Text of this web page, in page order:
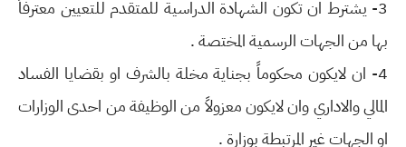
3- يشترط ان تكون الشهادة الدراسية للمتقدم للتعيين معترفاً
بها من الجهات الرسمية المختصة .
4- ان لايكون محكوماً بجناية مخلة بالشرف او بقضايا الفساد
المالي والاداري وان لايكون معزولاً من الوظيفة من احدى الوزارات
او الجهات غير المرتبطة بوزارة .